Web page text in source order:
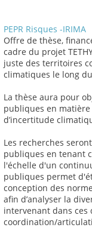
PEPR Risques -IRIMA
Offre de thèse,
cadre du projet
juste des territoires
climatiques le long
La thèse aura pour
publiques en
d’incertitude
Les recherches
publiques en tenant
l'échelle d'un
publiques permet
conception des
afin d’analyser la
intervenant dans ces
coordination/